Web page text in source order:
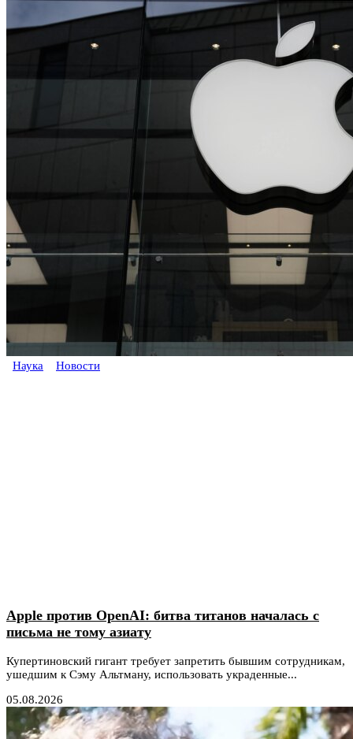
Наука Новости
Apple против OpenAI: битва титанов началась с
письма не тому азиату
Купертиновский гигант требует запретить бывшим сотрудникам,
ушедшим к Сэму Альтману, использовать украденные...
05.08.2026